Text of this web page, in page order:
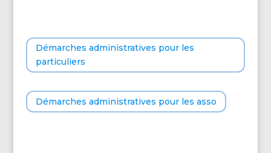
Démarches administratives pour les
particuliers
Démarches administratives pour les asso